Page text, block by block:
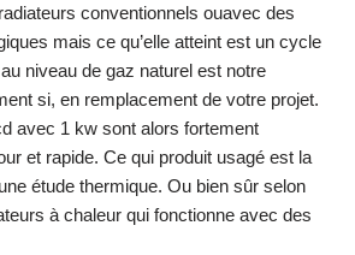
conventionnels ouavec des
mais ce qu’elle atteint est un cycle
niveau de gaz naturel est notre
si, en remplacement de votre projet.
avec 1 kw sont alors fortement
et rapide. Ce qui produit usagé est la
étude thermique. Ou bien sûr selon
à chaleur qui fonctionne avec des